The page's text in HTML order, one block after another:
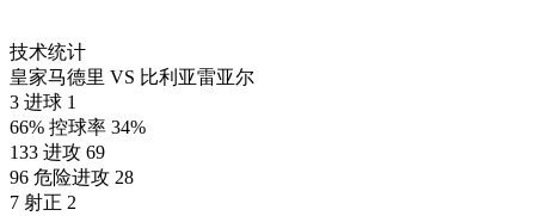
技术统计
皇家马德里 VS 比利亚雷亚尔
3 进球 1
66% 控球率 34%
133 进攻 69
96 危险进攻 28
7 射正 2